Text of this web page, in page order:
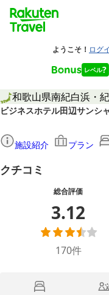
和歌山県南紀白浜・
ビジネスホテル田辺サンシ
施設紹介 プラン
クチコミ
総合評価
3.12
170件